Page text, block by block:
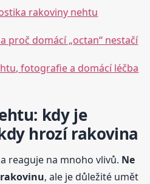
rakoviny nehtu
proč domácí „octan“ nestačí
fotografie a domácí léčba
kdy je
hrozí rakovina
reaguje na mnoho vlivů. Ne
, ale je důležité umět